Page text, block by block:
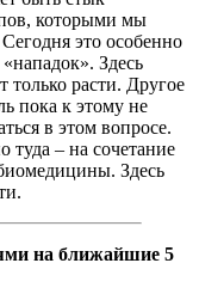
которыми мы
это особенно
Здесь
только расти. Другое
пока к этому не
в этом вопросе.
– на сочетание
Здесь
на ближайшие 5